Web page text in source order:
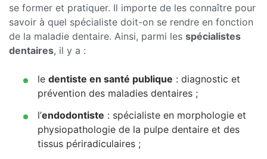
se former et pratiquer. Il importe de les connaître pour
savoir à quel spécialiste doit-on se rendre en fonction
de la maladie dentaire. Ainsi, parmi les spécialistes
dentaires, il y a :
le dentiste en santé publique : diagnostic et
prévention des maladies dentaires ;
l’endodontiste : spécialiste en morphologie et
physiopathologie de la pulpe dentaire et des
tissus périradiculaires ;